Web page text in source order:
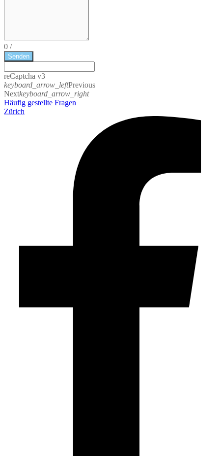
0 /
Senden
reCaptcha v3
keyboard_arrow_leftPrevious
Nextkeyboard_arrow_right
Häufig gestellte Fragen
Zürich